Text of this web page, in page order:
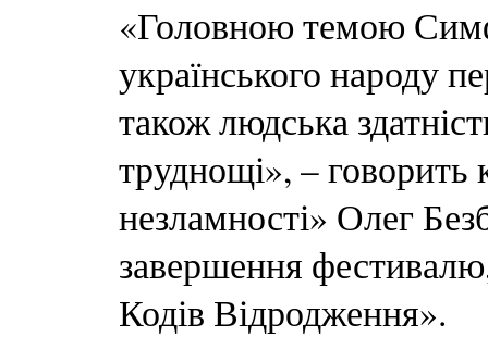
«Головною темою
українського народу
також людська
труднощі», –
незламності» Олег
завершення
Кодів Відродження».